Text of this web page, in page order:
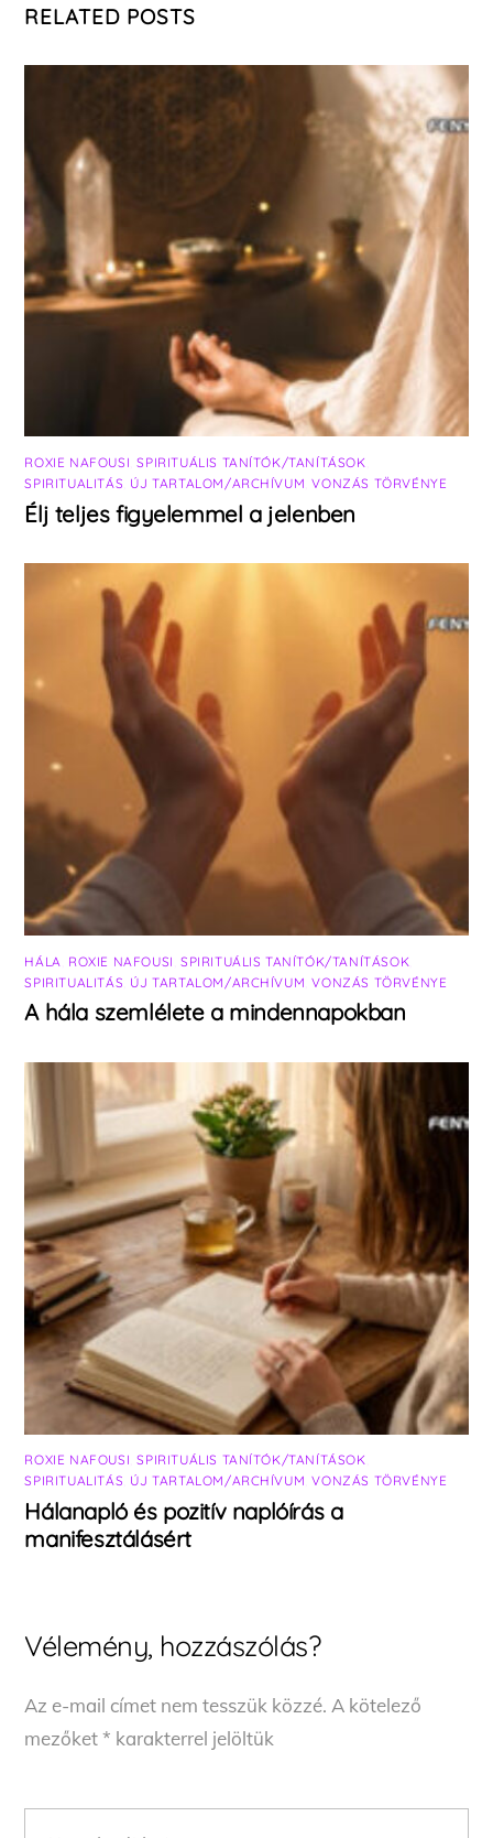
RELATED POSTS
ROXIE NAFOUSI ,SPIRITUÁLIS TANÍTÓK/TANÍTÁSOK
SPIRITUALITÁS ÚJ TARTALOM/ARCHÍVUM ,VONZÁS TÖRVÉNYE
Élj teljes figyelemmel a jelenben
HÁLA ROXIE NAFOUSI SPIRITUÁLIS TANÍTÓK/TANÍTÁSOK
SPIRITUALITÁS ÚJ TARTALOM/ARCHÍVUM ,VONZÁS TÖRVÉNYE
A hála szemlélete a mindennapokban
ROXIE NAFOUSI ,SPIRITUÁLIS TANÍTÓK/TANÍTÁSOK
SPIRITUALITÁS ÚJ TARTALOM/ARCHÍVUM ,VONZÁS TÖRVÉNYE
Hálanapló és pozitív naplóírás a
manifesztálásért
Vélemény, hozzászólás?
Az e-mail címet nem tesszük közzé. A kötelező
mezőket* karakterrel jelöltük